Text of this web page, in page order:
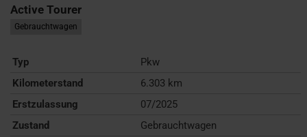
Active Tourer
Gebrauchtwagen
Typ
Pkw
Kilometerstand
6.303 km
Erstzulassung
07/2025
Zustand
Gebrauchtwagen